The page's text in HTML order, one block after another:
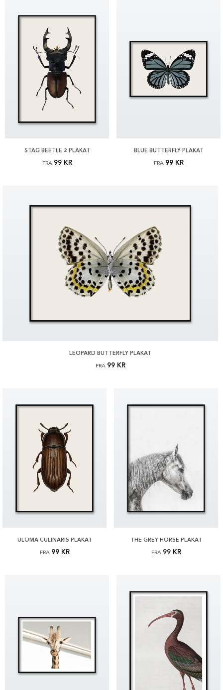
STAG BEETLE 2 PLAKAT
FRA 99 KR
LEOPARD BUTTERFLY PLAKAT
FRA 99 KR
BLUE BUTTERFLY PLAKAT
FRA 99 KR
ULOMA CULINARIS PLAKAT
FRA 99 KR
THE GREY HORSE PLAKAT
FRA 99 KR